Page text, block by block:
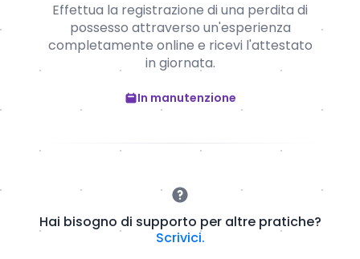
Effettua la registrazione di una perdita di
possesso attraverso un'esperienza
completamente online e ricevi l'attestato
in giornata.
In manutenzione
Hai bisogno di supporto per altre pratiche?
Scrivici.